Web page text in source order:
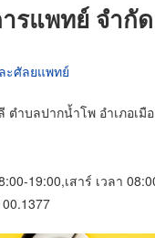
รแพทย์ จำกัด
ะศัลยแพทย์
ตำบลปากน้ำโพ อำเภอเ
19:00,เสาร์ เวลา